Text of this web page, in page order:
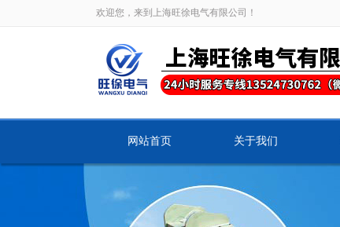
欢迎您，来到上海旺徐电气有限公司！
网站首页 关于我们